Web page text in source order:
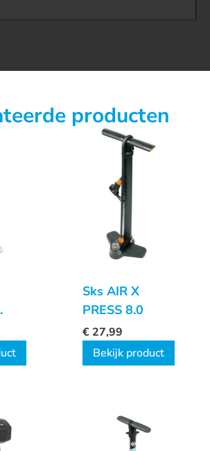
producten
Sks AIR X
PRESS 8.0
€ 27,99
Bekijk product